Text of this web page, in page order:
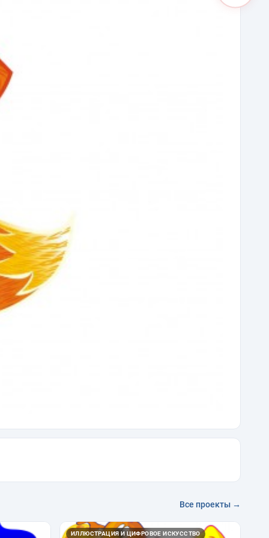
Все проекты →
ИЛЛЮСТРАЦИЯ И ЦИФРОВОЕ ИСКУССТВО